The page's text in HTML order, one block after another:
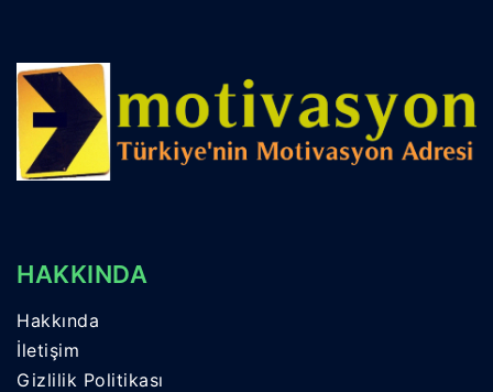
HAKKINDA
Hakkında
İletişim
Gizlilik Politikası